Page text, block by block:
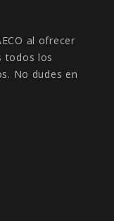
al ofrecer
todos los
No dudes en